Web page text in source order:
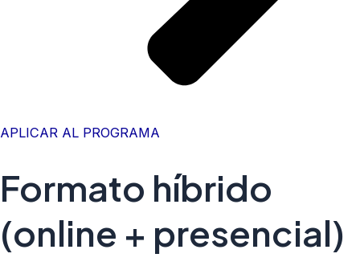
APLICAR AL PROGRAMA
Formato híbrido
(online + presencial)